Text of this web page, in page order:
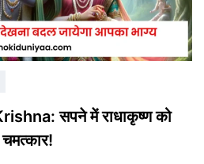
सपने में राधाकृष्ण को